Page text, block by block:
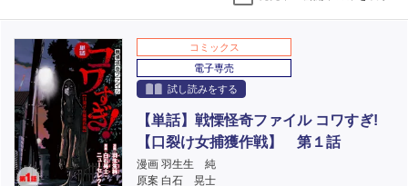
コミックス
電子専売
試し読みをする
【単話】戦慄怪奇ファイル コワすぎ!
【口裂け女捕獲作戦】 第１話
漫画 羽生生 純
原案 白石 晃士